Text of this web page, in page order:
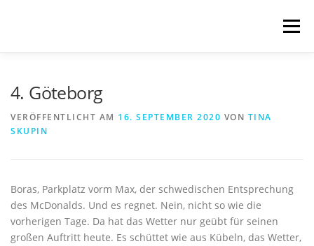
Menü
VERÖFFENTLICHUNGEN
ÜBER MICH IMPRESSUM & DATENSCHUTZ
4. Göteborg
VERÖFFENTLICHT AM 16. SEPTEMBER 2020 VON TINA
SKUPIN
Boras, Parkplatz vorm Max, der schwedischen Entsprechung
des McDonalds. Und es regnet. Nein, nicht so wie die
vorherigen Tage. Da hat das Wetter nur geübt für seinen
großen Auftritt heute. Es schüttet wie aus Kübeln, das Wetter,